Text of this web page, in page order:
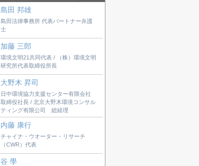
島田 邦雄
島田法律事務所 代表パートナー弁護
士
加藤 三郎
環境文明21共同代表 / （株）環境文明
研究所代表取締役所長
大野木 昇司
日中環境協力支援センター有限会社
取締役社長 / 北京大野木環境コンサル
ティング有限公司 総経理
内藤 康行
チャイナ・ウオーター・リサーチ
（CWR）代表
谷 學